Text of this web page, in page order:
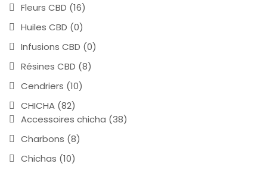
Fleurs CBD (16)
Huiles CBD (0)
Infusions CBD (0)
Résines CBD (8)
Cendriers (10)
CHICHA (82)
Accessoires chicha (38)
Charbons (8)
Chichas (10)